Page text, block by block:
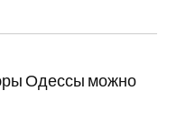
Одессы можно